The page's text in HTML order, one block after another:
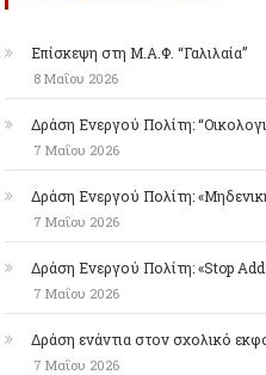
Επίσκεψη στη Μ.Α.Φ. “Γαλιλαία”
8 Μαΐου 2026
Δράση Ενεργού Πολίτη:
7 Μαΐου 2026
Δράση Ενεργού Πολίτη:
7 Μαΐου 2026
Δράση Ενεργού Πολίτη: «Stop
7 Μαΐου 2026
Δράση ενάντια στον σχολικό
7 Μαΐου 2026